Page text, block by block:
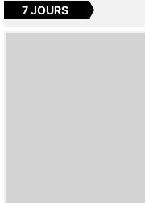
7 JOURS